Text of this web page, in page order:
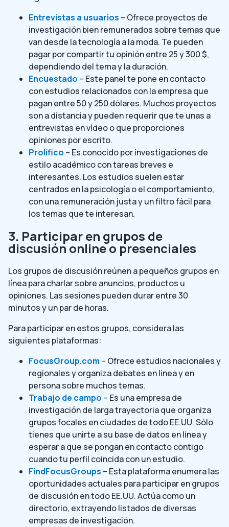
Entrevistas a usuarios – Ofrece proyectos de
investigación bien remunerados sobre temas que
van desde la tecnología a la moda. Te pueden
pagar por compartir tu opinión entre 25 y 300 $,
dependiendo del tema y la duración.
Encuestado – Este panel te pone en contacto
con estudios relacionados con la empresa que
pagan entre 50 y 250 dólares. Muchos proyectos
son a distancia y pueden requerir que te unas a
entrevistas en vídeo o que proporciones
opiniones por escrito.
Prolífico – Es conocido por investigaciones de
estilo académico con tareas breves e
interesantes. Los estudios suelen estar
centrados en la psicología o el comportamiento,
con una remuneración justa y un filtro fácil para
los temas que te interesan.
3. Participar en grupos de
discusión online o presenciales
Los grupos de discusión reúnen a pequeños grupos en
línea para charlar sobre anuncios, productos u
opiniones. Las sesiones pueden durar entre 30
minutos y un par de horas.
Para participar en estos grupos, considera las
siguientes plataformas:
FocusGroup.com – Ofrece estudios nacionales y
regionales y organiza debates en línea y en
persona sobre muchos temas.
Trabajo de campo – Es una empresa de
investigación de larga trayectoria que organiza
grupos focales en ciudades de todo EE.UU. Sólo
tienes que unirte a su base de datos en línea y
esperar a que se pongan en contacto contigo
cuando tu perfil coincida con un estudio.
FindFocusGroups – Esta plataforma enumera las
oportunidades actuales para participar en grupos
de discusión en todo EE.UU. Actúa como un
directorio, extrayendo listados de diversas
empresas de investigación.